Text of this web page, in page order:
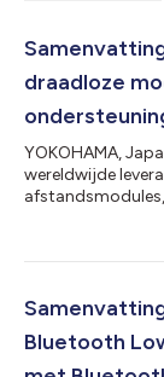
draadloze
YOKOHAMA,
wereldwijde
modules bieden
modules hebben
Bluetooth 6.
Bluetooth